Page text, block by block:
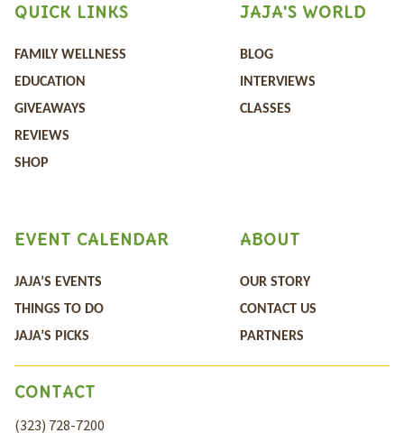
QUICK LINKS
FAMILY WELLNESS
EDUCATION
GIVEAWAYS
REVIEWS
SHOP
JAJA'S WORLD
BLOG
INTERVIEWS
CLASSES
ABOUT
OUR STORY
CONTACT US
PARTNERS
EVENT CALENDAR
JAJA’S EVENTS
THINGS TO DO
JAJA’S PICKS
CONTACT
(323) 728-7200